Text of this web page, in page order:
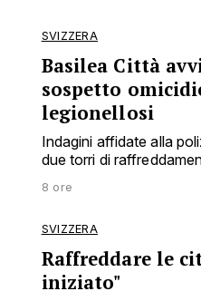
SVIZZERA
Basilea Città
sospetto
legionellosi
Indagini affidate alla
due torri di
8 ore
SVIZZERA
Raffreddare le
iniziato"